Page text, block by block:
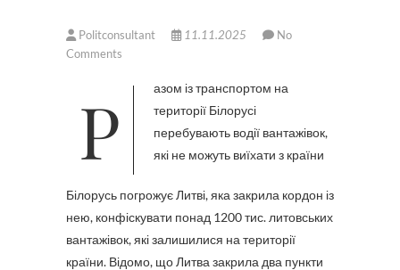
Politconsultant 11.11.2025
No
Comments
Разом із транспортом на
території Білорусі
перебувають водії вантажівок,
які не можуть виїхати з країни
Білорусь погрожує Литві, яка закрила кордон із
нею, конфіскувати понад 1200 тис. литовських
вантажівок, які залишилися на території
країни. Відомо, що Литва закрила два пункти